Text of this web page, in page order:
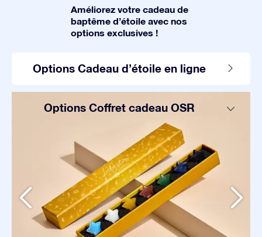
Améliorez votre cadeau de
baptême d’étoile avec nos
options exclusives !
Options Cadeau d’étoile en ligne
Options Coffret cadeau OSR